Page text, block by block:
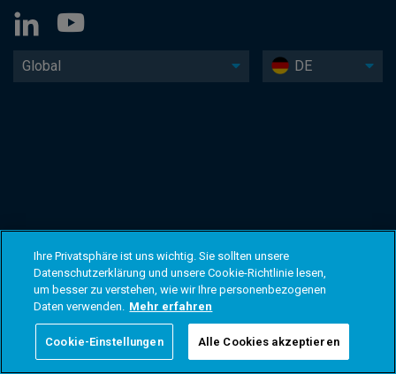
Global DE
Ihre Privatsphäre ist uns wichtig. Sie sollten unsere
Datenschutzerklärung und unsere Cookie-Richtlinie lesen,
um besser zu verstehen, wie wir Ihre personenbezogenen
Daten verwenden. Mehr erfahren
Cookie-Einstellungen Alle Cookies akzeptieren